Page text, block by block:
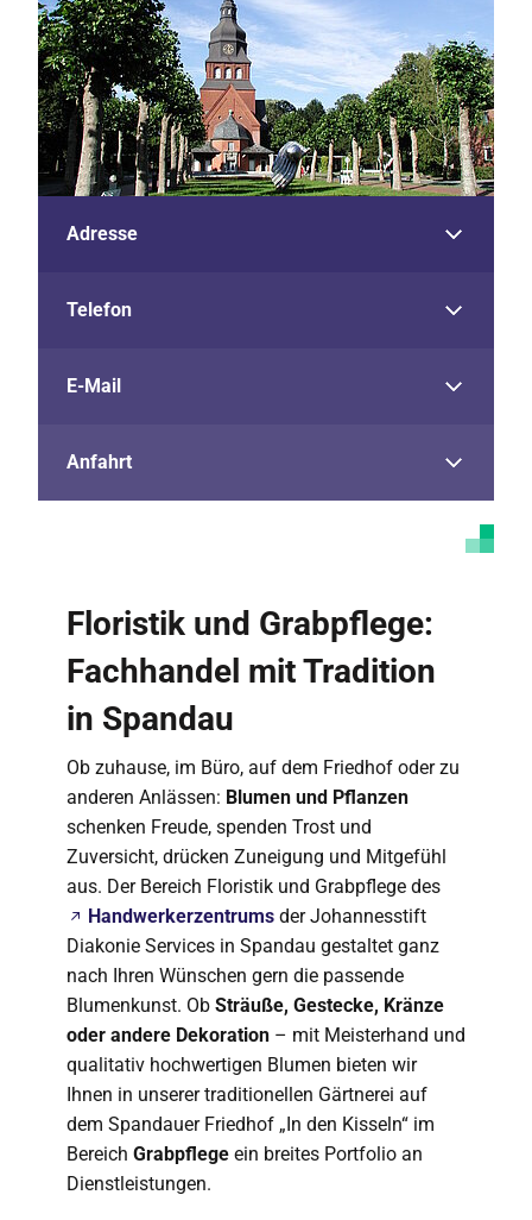
Adresse
Telefon
E-Mail
Anfahrt
Floristik und Grabpflege:
Fachhandel mit Tradition
in Spandau
Ob zuhause, im Büro, auf dem Friedhof oder zu
anderen Anlässen: Blumen und Pflanzen
schenken Freude, spenden Trost und
Zuversicht, drücken Zuneigung und Mitgefühl
aus. Der Bereich Floristik und Grabpflege des
Handwerkerzentrums der Johannesstift
Diakonie Services in Spandau gestaltet ganz
nach Ihren Wünschen gern die passende
Blumenkunst. Ob Sträuße, Gestecke, Kränze
oder andere Dekoration – mit Meisterhand und
qualitativ hochwertigen Blumen bieten wir
Ihnen in unserer traditionellen Gärtnerei auf
dem Spandauer Friedhof „In den Kisseln“ im
Bereich Grabpflege ein breites Portfolio an
Dienstleistungen.